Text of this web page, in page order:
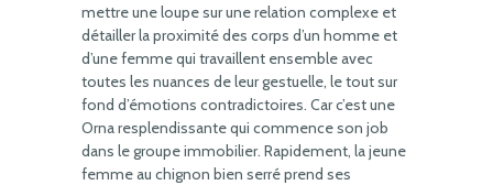
mettre une loupe sur une relation complexe et
détailler la proximité des corps d’un homme et
d’une femme qui travaillent ensemble avec
toutes les nuances de leur gestuelle, le tout sur
fond d’émotions contradictoires. Car c’est une
Orna resplendissante qui commence son job
dans le groupe immobilier. Rapidement, la jeune
femme au chignon bien serré prend ses